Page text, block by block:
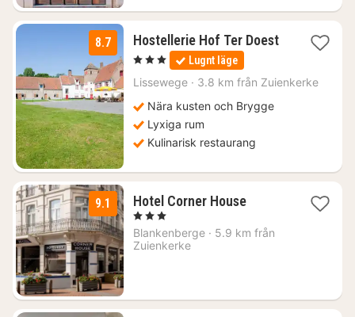
8.7 Hostellerie Hof Ter Doest1
1781
, 3 Stjärnor Lugnt läge
Lissewege · 3.8 km från Zuienkerke
Nära kusten och Brygge
Lyxiga rum
Kulinarisk restaurang
9.1 Hotel Corner House1
från
, 3 Stjärnor
Blankenberge · 5.9 km från
Zuienkerke